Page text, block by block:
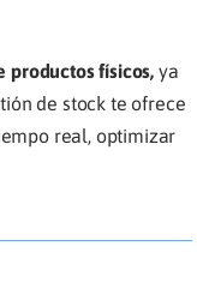
productos físicos, ya
de stock te ofrece
real, optimizar